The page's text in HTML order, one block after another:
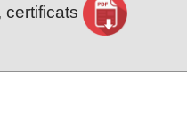
certificats